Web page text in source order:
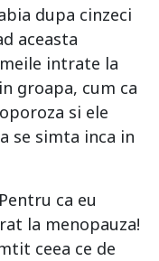
dupa cinzeci
aceasta
intrate la
groapa, cum ca
si ele
se simta inca in
ca eu
la menopauza!
ceea ce de